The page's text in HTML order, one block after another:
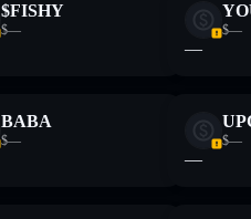
$FISHY
$— $—
—
BABA
$— $—
—